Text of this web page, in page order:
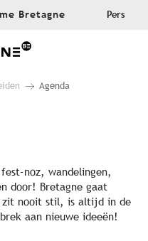
Bretagne Pers
Agenda
aux favoris
noz, wandelingen,
door! Bretagne gaat
nooit stil, is altijd in de
aan nieuwe ideeën!